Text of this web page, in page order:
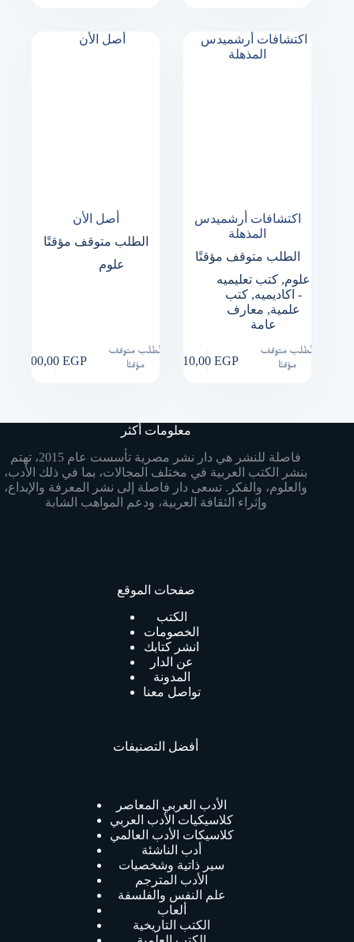
أصل الأن
الطلب متوقف مؤقتًا
علوم
500,00EGP
الطلب متوقف
مؤقتًا
اكتشافات أرشميدس
المذهلة
الطلب متوقف مؤقتًا
علوم,كتب تعليميه
- اكاديميه,كتب
علمية, معارف
عامة
110,00 EGP
الطلب متوقف
مؤقتًا
معلومات أكثر
فاصلة للنشر هي دار نشر مصرية تأسست عام 2015، تهتم
بنشر الكتب العربية في مختلف المجالات، بما في ذلك الأدب،
والعلوم، والفكر. تسعى دار فاصلة إلى نشر المعرفة والإبداع،
وإثراء الثقافة العربية، ودعم المواهب الشابة
صفحات الموقع
الكتب
الخصومات
انشر كتابك
عن الدار
المدونة
تواصل معنا
أفضل التصنيفات
الأدب العربي المعاصر
كلاسيكيات الأدب العربي
كلاسيكات الأدب العالمي
أدب الناشئة
سير ذاتية وشخصيات
الأدب المترجم
علم النفس والفلسفة
ألعاب
الكتب التاريخية